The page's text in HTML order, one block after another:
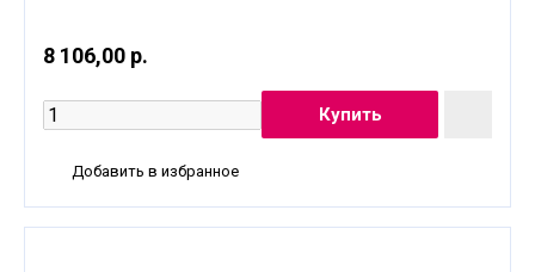
8 106,00 р.
Добавить в избранное